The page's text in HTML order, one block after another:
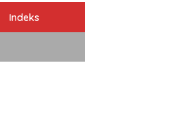
Indeks